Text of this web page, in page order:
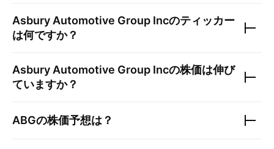
Asbury Automotive Group Incのティッカー
は何ですか？
Asbury Automotive Group Incの株価は伸び
ていますか？
ABGの株価予想は？